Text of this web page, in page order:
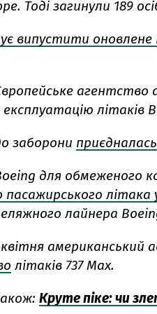
Тоді загинули 189
випустити оновлене
агентство
експлуатацію літаків
заборони
для обмеженого
літака
лайнера
американський
літаків 737 Max.
Круте піке: чи